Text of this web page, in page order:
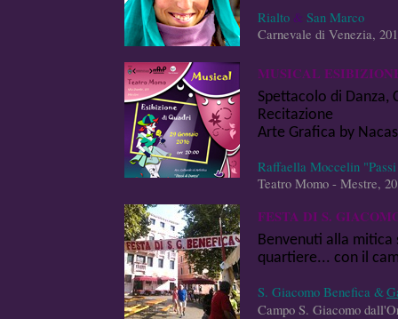
Rialto & San Marco
Carnevale di Venezia,
MUSICAL
Spettacolo di Danza,
Recitazione
Arte Grafica by
Raffaella Moccelin
Teatro Momo - Mestre,
FESTA DI S.
Benvenuti alla mitica
quartiere... con il
S. Giacomo Benefica &
Campo S. Giacomo